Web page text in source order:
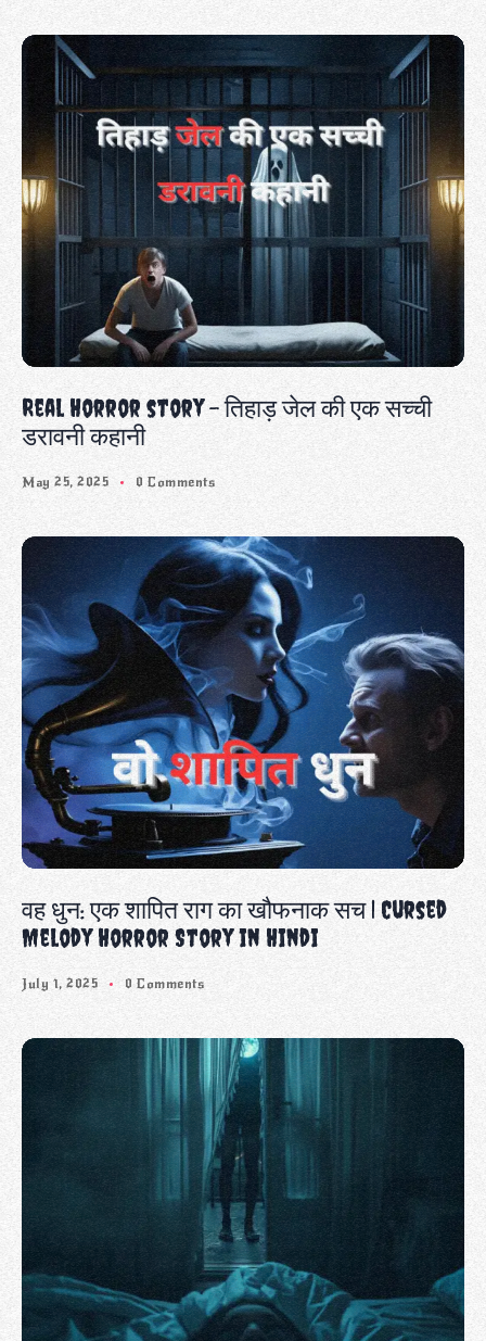
Real Horror story – तिहाड़ जेल की एक सच्ची
डरावनी कहानी
May 25, 2025 0 Comments
वह धुन: एक शापित राग का खौफनाक सच | Cursed
Melody Horror Story in Hindi
July 1, 2025 0 Comments